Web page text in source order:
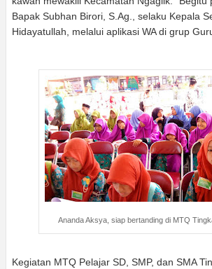
Bapak Subhan Birori, S.Ag., selaku Kepala
Hidayatullah, melalui aplikasi WA di grup
Ananda Aksya, siap bertanding di MTQ
Kegiatan MTQ Pelajar SD, SMP, dan SMA